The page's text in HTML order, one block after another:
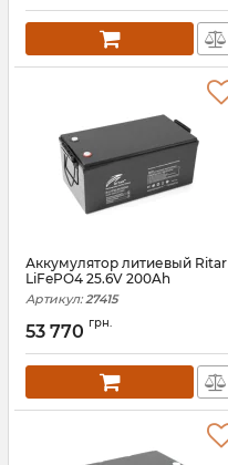
Аккумулятор литиевый Ritar
LiFePO4 25.6V 200Ah
Артикул: 27415
53 770 грн.